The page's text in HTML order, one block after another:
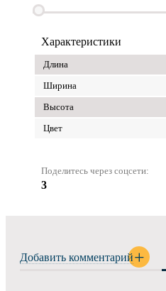
Характеристики
Длина
Ширина
Высота
Цвет
Поделитесь через соцсети:
3
Добавить комментарий